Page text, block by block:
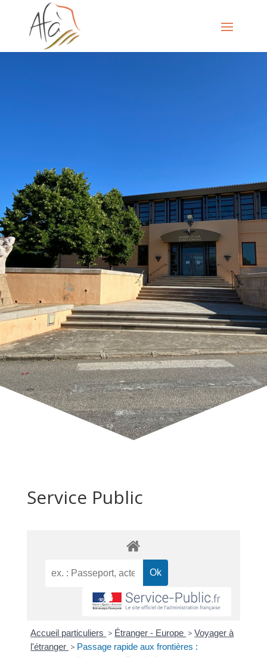
Service Public
Accueil particuliers > Étranger - Europe > Voyager à
l'étranger > Passage rapide aux frontières :